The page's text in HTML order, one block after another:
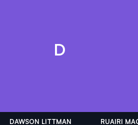
D
DAWSON LITTMAN RUAIRI